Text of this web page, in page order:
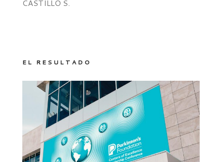
CASTILLO S.
EL RESULTADO